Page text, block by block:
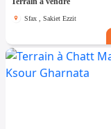
Sfax , Sakiet Ezzit